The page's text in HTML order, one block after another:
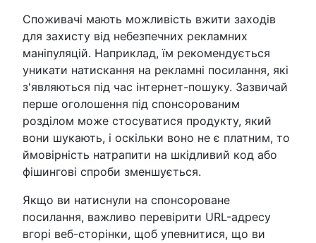
Споживачі мають можливість вжити заходів
для захисту від небезпечних рекламних
маніпуляцій. Наприклад, їм рекомендується
уникати натискання на рекламні посилання, які
з'являються під час інтернет-пошуку. Зазвичай
перше оголошення під спонсорованим
розділом може стосуватися продукту, який
вони шукають, і оскільки воно не є платним, то
ймовірність натрапити на шкідливий код або
фішингові спроби зменшується.
Якщо ви натиснули на спонсороване
посилання, важливо перевірити URL-адресу
вгорі веб-сторінки, щоб упевнитися, що ви